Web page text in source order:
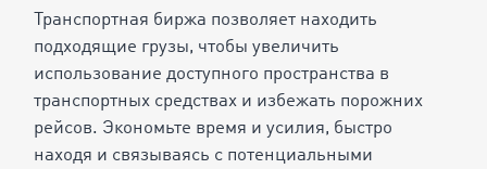
Транспортная биржа позволяет находить
подходящие грузы, чтобы увеличить
использование доступного пространства в
транспортных средствах и избежать порожних
рейсов. Экономьте время и усилия, быстро
находя и связываясь с потенциальными